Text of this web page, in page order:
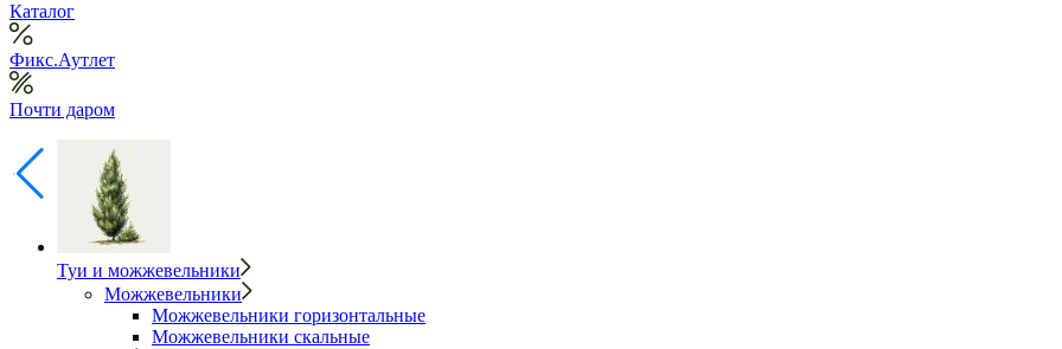
Каталог
Фикс.Аутлет
Почти даром
Туи и можжевельники
Можжевельники
Можжевельники горизонтальные
Можжевельники скальные